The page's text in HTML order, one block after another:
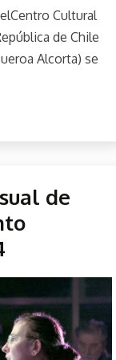
Cultural
de Chile
Alcorta) se
de